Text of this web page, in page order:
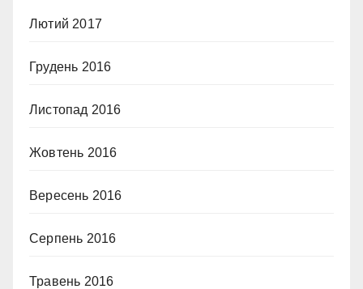
Лютий 2017
Грудень 2016
Листопад 2016
Жовтень 2016
Вересень 2016
Серпень 2016
Травень 2016